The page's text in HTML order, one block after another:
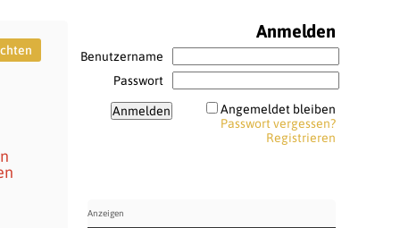
Anmelden
Benutzername
Passwort
Angemeldet bleiben
Passwort vergessen?
Registrieren